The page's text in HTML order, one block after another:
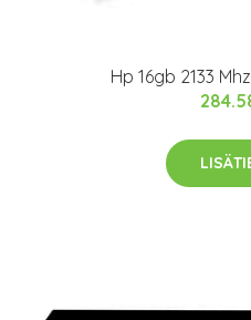
Hp 16gb 2133